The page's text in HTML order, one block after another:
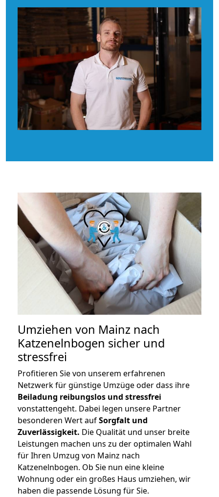
Umziehen von Mainz nach
Katzenelnbogen sicher und
stressfrei
Profitieren Sie von unserem erfahrenen
Netzwerk für günstige Umzüge oder dass ihre
Beiladung reibungslos und stressfrei
vonstattengeht. Dabei legen unsere Partner
besonderen Wert aufSorgfalt und
Zuverlässigkeit. Die Qualität und unser breite
Leistungen machen uns zu der optimalen Wahl
für Ihren Umzug von Mainz nach
Katzenelnbogen. Ob Sie nun eine kleine
Wohnung oder ein großes Haus umziehen, wir
haben die passende Lösung für Sie.